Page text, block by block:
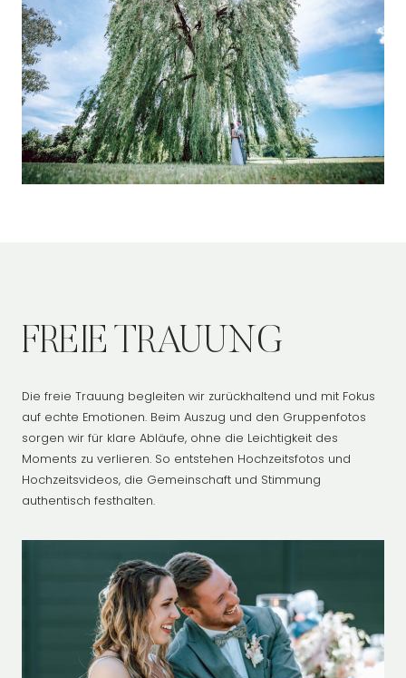
FREIE TRAUUNG
Die freie Trauung begleiten wir zurückhaltend und mit Fokus
auf echte Emotionen. Beim Auszug und den Gruppenfotos
sorgen wir für klare Abläufe, ohne die Leichtigkeit des
Moments zu verlieren. So entstehen Hochzeitsfotos und
Hochzeitsvideos, die Gemeinschaft und Stimmung
authentisch festhalten.